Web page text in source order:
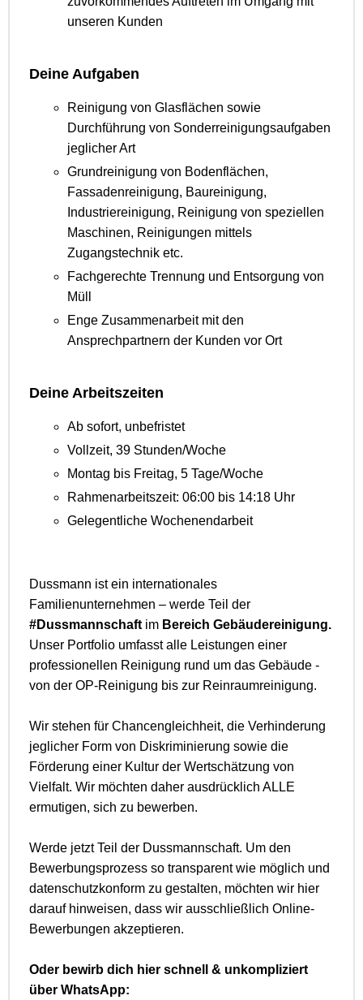
unseren Kunden
Deine Aufgaben
Reinigung von Glasflächen sowie
Durchführung von Sonderreinigungsaufgaben
jeglicher Art
Grundreinigung von Bodenflächen,
Fassadenreinigung, Baureinigung,
Industriereinigung, Reinigung von speziellen
Maschinen, Reinigungen mittels
Zugangstechnik etc.
Fachgerechte Trennung und Entsorgung von
Müll
Enge Zusammenarbeit mit den
Ansprechpartnern der Kunden vor Ort
Deine Arbeitszeiten
Ab sofort, unbefristet
Vollzeit, 39 Stunden/Woche
Montag bis Freitag, 5 Tage/Woche
Rahmenarbeitszeit: 06:00 bis 14:18 Uhr
Gelegentliche Wochenendarbeit
Dussmann ist ein internationales
Familienunternehmen – werde Teil der
#Dussmannschaft im Bereich Gebäudereinigung.
Unser Portfolio umfasst alle Leistungen einer
professionellen Reinigung rund um das Gebäude -
von der OP-Reinigung bis zur Reinraumreinigung.
Wir stehen für Chancengleichheit, die Verhinderung
jeglicher Form von Diskriminierung sowie die
Förderung einer Kultur der Wertschätzung von
Vielfalt. Wir möchten daher ausdrücklich ALLE
ermutigen, sich zu bewerben.
Werde jetzt Teil der Dussmannschaft. Um den
Bewerbungsprozess so transparent wie möglich und
datenschutzkonform zu gestalten, möchten wir hier
darauf hinweisen, dass wir ausschließlich Online-
Bewerbungen akzeptieren.
Oder bewirb dich hier schnell & unkompliziert
über WhatsApp: